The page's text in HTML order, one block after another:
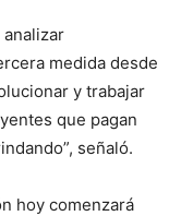
medida desde
y trabajar
que pagan
señaló.
hoy comenzará